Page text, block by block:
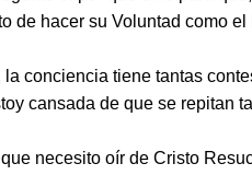
de hacer su Voluntad como
la conciencia tiene tantas
cansada de que se repitan
necesito oír de Cristo